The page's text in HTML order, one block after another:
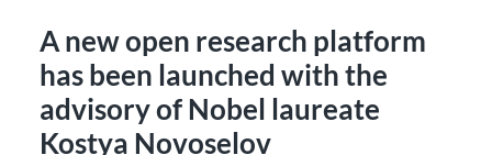
A new open research platform
has been launched with the
advisory of Nobel laureate
Kostya Novoselov